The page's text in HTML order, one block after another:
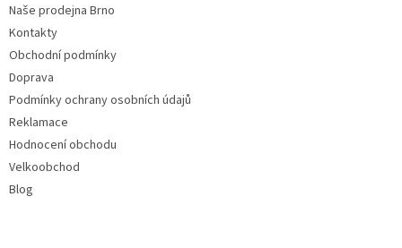
Naše prodejna Brno
Kontakty
Obchodní podmínky
Doprava
Podmínky ochrany osobních údajů
Reklamace
Hodnocení obchodu
Velkoobchod
Blog